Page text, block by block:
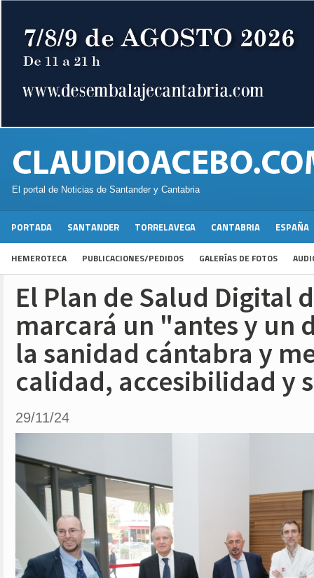
El portal de Noticias de Santander y Cantabria
PORTADA SANTANDER TORRELAVEGA CANTABRIA ESPAÑA
HEMEROTECA PUBLICACIONES/PEDIDOS GALERÍAS DE FOTOS
El Plan de Salud Digital
marcará un "antes y un
la sanidad cántabra y
calidad, accesibilidad y
29/11/24